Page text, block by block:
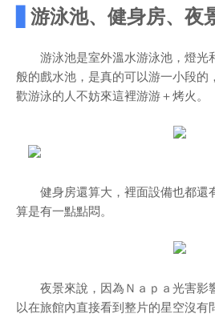
游泳池、健身房、夜
游泳池是室外溫水游泳池，燈光
般的戲水池，是真的可以游一小段的
歡游泳的人不妨來這裡游游＋烤火。
健身房還算大，裡面設備也都還
算是有一點點悶。
夜景來說，因為Ｎａｐａ光害影
以在旅館內直接看到整片的星空沒有